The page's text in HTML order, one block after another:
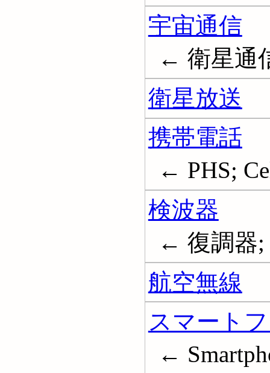
宇宙通信
← 衛星通
衛星放送
携帯電話
← PHS;
検波器
← 復調器;
航空無線
スマート
←